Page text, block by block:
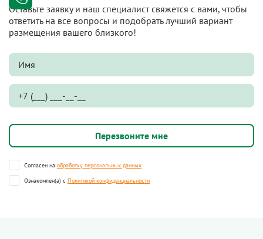
Оставьте заявку и наш специалист свяжется с вами, чтобы
ответить на все вопросы и подобрать лучший вариант
размещения вашего близкого!
Согласен на обработку персональных данных
Ознакомлен(а) с Политикой конфиденциальности